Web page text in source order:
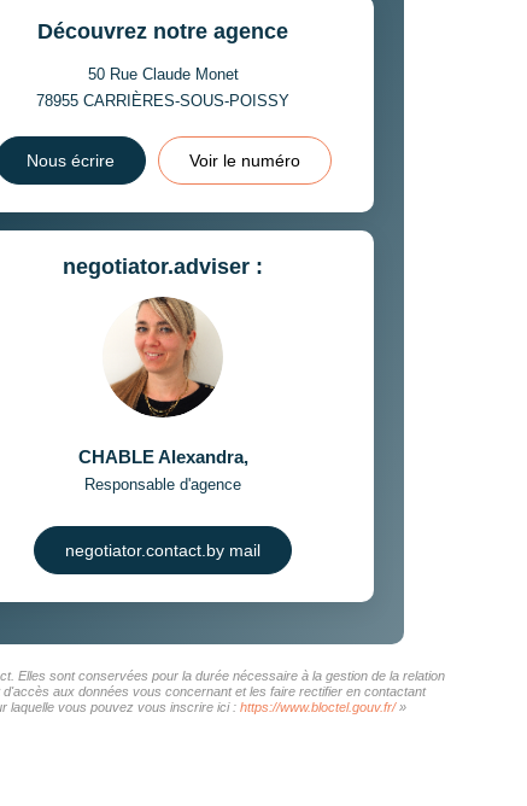
Découvrez notre agence
50 Rue Claude Monet
78955CARRIÈRES-SOUS-POISSY
Nous écrire Voir le numéro
negotiator.adviser :
CHABLE Alexandra,
Responsable d'agence
negotiator.contact.by mail
Elles sont conservées pour la durée nécessaire à la gestion de la relation
aux données vous concernant et les faire rectifier en contactant
laquelle vous pouvez vous inscrire ici : https://www.bloctel.gouv.fr/»